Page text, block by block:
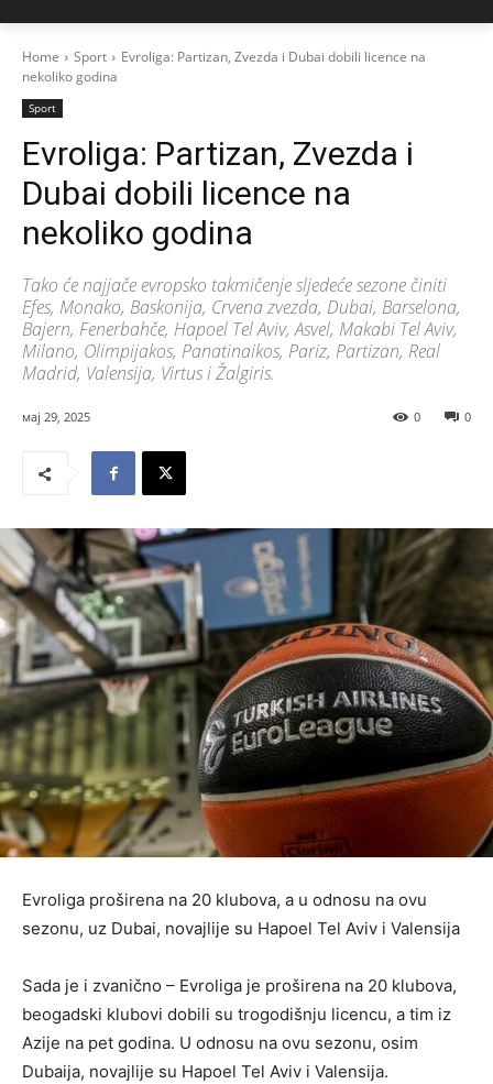
Home Sport
Evroliga: Partizan, Zvezda i Dubai dobili licence na
nekoliko godina
Sport
Evroliga: Partizan, Zvezda i
Dubai dobili licence na
nekoliko godina
Tako će najjače evropsko takmičenje sljedeće sezone činiti
Efes, Monako, Baskonija, Crvena zvezda, Dubai, Barselona,
Bajern, Fenerbahče, Hapoel Tel Aviv, Asvel, Makabi Tel Aviv,
Milano, Olimpijakos, Panatinaikos, Pariz, Partizan, Real
Madrid, Valensija, Virtus i Žalgiris.
мај 29, 2025 0
0
Evroliga proširena na 20 klubova, a u odnosu na ovu
sezonu, uz Dubai, novajlije su Hapoel Tel Aviv i Valensija
Sada je i zvanično – Evroliga je proširena na 20 klubova,
beogadski klubovi dobili su trogodišnju licencu, a tim iz
Azije na pet godina. U odnosu na ovu sezonu, osim
Dubaija, novajlije su Hapoel Tel Aviv i Valensija.